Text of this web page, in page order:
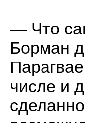
— Что
Борман
числе и